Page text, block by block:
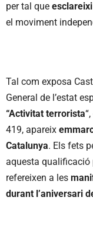
per tal que
el moviment
Tal com exposa
General de l’estat
“Activitat terrorista
419, apareix
Catalunya. Els fets
aquesta qualificació
refereixen a les
durant l’aniversari